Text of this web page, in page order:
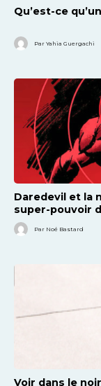
Qu’est-ce
Par Yahia Guergachi
Daredevil et la
super-pouvoir
Par Noé Bastard
Voir dans le